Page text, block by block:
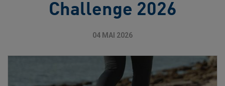
Challenge 2026
04 MAI 2026